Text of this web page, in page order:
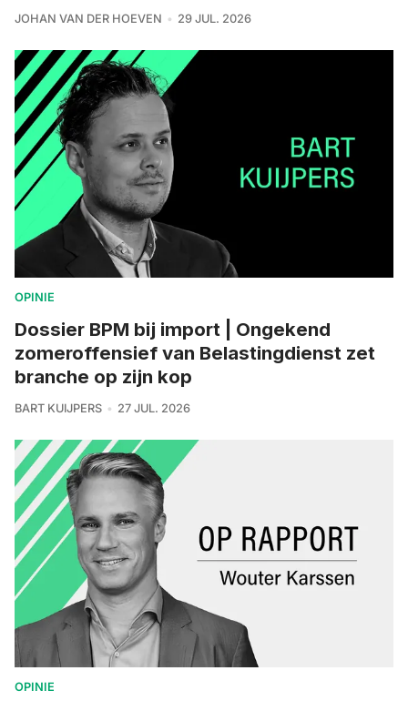
JOHAN VAN DER HOEVEN 29 JUL. 2026
OPINIE
Dossier BPM bij import | Ongekend
zomeroffensief van Belastingdienst zet
branche op zijn kop
BART KUIJPERS 27 JUL. 2026
OPINIE